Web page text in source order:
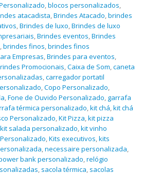
,blocos personalizados,
atacadista,Brindes Atacado,brindes
,Brindes de luxo,Brindes de luxo
,Brindes eventos,Brindes
,brindes finos,brindes finos
Empresas,Brindes para eventos,
Promocionais,Caixa de Som,caneta
,carregador portatil
,Copo Personalizado,
,Fone de Ouvido Personalizado, garrafa
térmica personalizado,kit chá,kit chá
Personalizado,Kit Pizza,kit pizza
kit salada personalizado,kit vinho
,Kits executivos,kits
,necessaire personalizada,
bank personalizado,relógio
, sacola térmica, sacolas